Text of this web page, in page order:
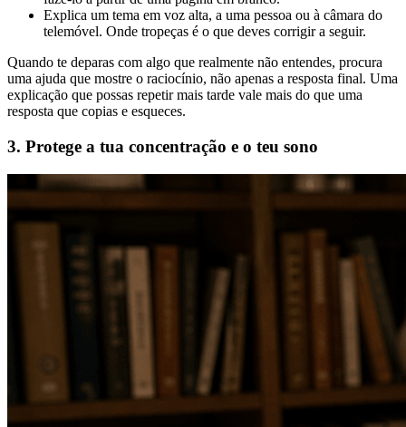
Explica um tema em voz alta, a uma pessoa ou à câmara do
telemóvel. Onde tropeças é o que deves corrigir a seguir.
Quando te deparas com algo que realmente não entendes, procura
uma ajuda que mostre o raciocínio, não apenas a resposta final. Uma
explicação que possas repetir mais tarde vale mais do que uma
resposta que copias e esqueces.
3. Protege a tua concentração e o teu sono